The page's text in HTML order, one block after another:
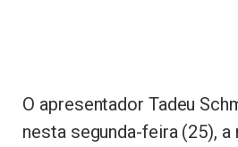
O apresentador Tadeu
nesta segunda-feira (25), a